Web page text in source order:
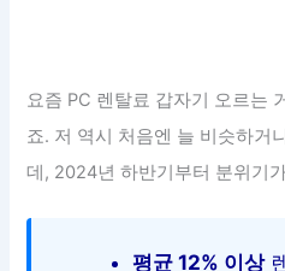
요즘 PC 렌탈료 갑자기 오르는
죠. 저 역시 처음엔 늘 비슷하거
데, 2024년 하반기부터 분위기
평균 12% 이상